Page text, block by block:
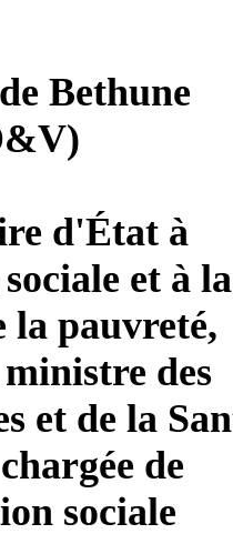
Bethune
d'État à
et à la
pauvreté,
des
et de la
de
sociale